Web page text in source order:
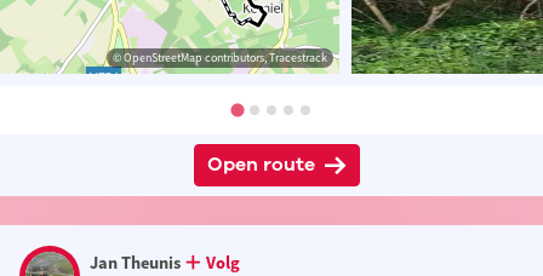
© OpenStreetMap contributors, Tracestrack
Open route
Jan Theunis
Volg